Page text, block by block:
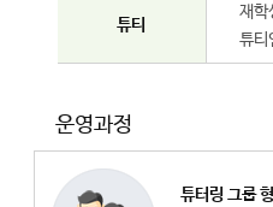
튜티
재학
튜티
운영과정
튜터링 그룹